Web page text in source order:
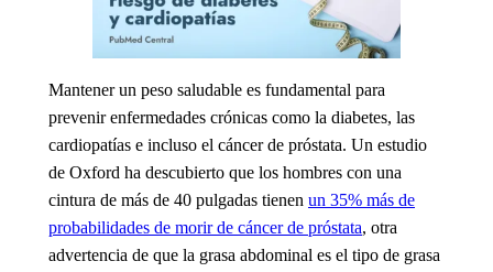
Mantener un peso saludable es fundamental para
prevenir enfermedades crónicas como la diabetes, las
cardiopatías e incluso el cáncer de próstata. Un estudio
de Oxford ha descubierto que los hombres con una
cintura de más de 40 pulgadas tienen un 35% más de
probabilidades de morir de cáncer de próstata, otra
advertencia de que la grasa abdominal es el tipo de grasa